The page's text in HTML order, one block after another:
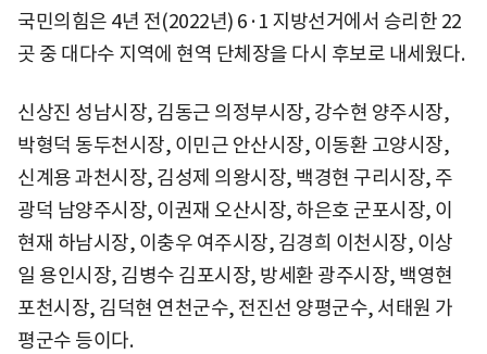
국민의힘은 4년 전(2022년) 6·1 지방선거에서 승리한 22
곳 중 대다수 지역에 현역 단체장을 다시 후보로 내세웠다.
신상진 성남시장, 김동근 의정부시장, 강수현 양주시장,
박형덕 동두천시장, 이민근 안산시장, 이동환 고양시장,
신계용 과천시장, 김성제 의왕시장, 백경현 구리시장, 주
광덕 남양주시장, 이권재 오산시장, 하은호 군포시장, 이
현재 하남시장, 이충우 여주시장, 김경희 이천시장, 이상
일 용인시장, 김병수 김포시장, 방세환 광주시장, 백영현
포천시장, 김덕현 연천군수, 전진선 양평군수, 서태원 가
평군수 등이다.